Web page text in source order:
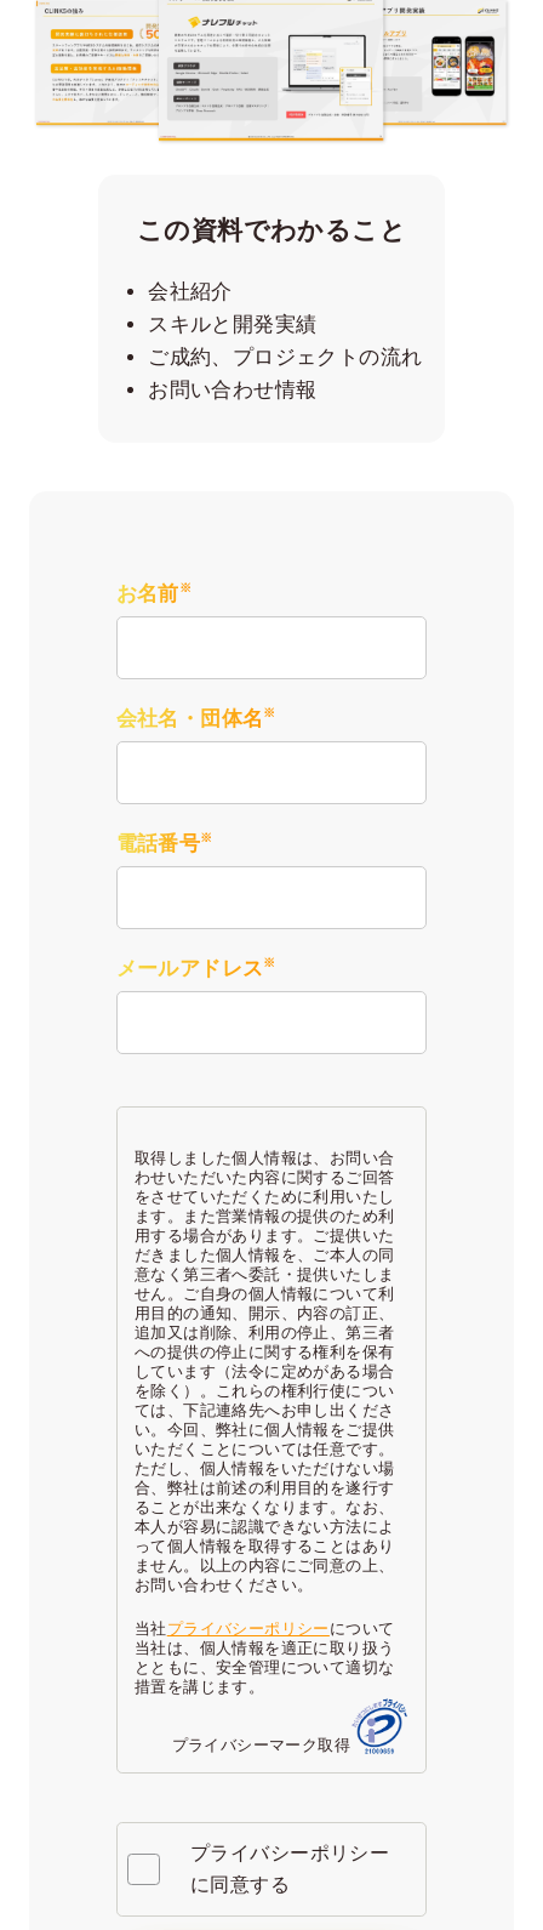
この資料でわかること
会社紹介
スキルと開発実績
ご成約、プロジェクトの流れ
お問い合わせ情報
お名前※
会社名・団体名 ※
電話番号※
メールアドレス※
取得しました個人情報は、お問い合
わせいただいた内容に関するご回答
をさせていただくために利用いたし
ます。また営業情報の提供のため利
用する場合があります。ご提供いた
だきました個人情報を、ご本人の同
意なく第三者へ委託・提供いたしま
せん。ご自身の個人情報について利
用目的の通知、開示、内容の訂正、
追加又は削除、利用の停止、第三者
への提供の停止に関する権利を保有
しています（法令に定めがある場合
を除く）。これらの権利行使につい
ては、下記連絡先へお申し出くださ
い。今回、弊社に個人情報をご提供
いただくことについては任意です。
ただし、個人情報をいただけない場
合、弊社は前述の利用目的を遂行す
ることが出来なくなります。なお、
本人が容易に認識できない方法によ
って個人情報を取得することはあり
ません。以上の内容にご同意の上、
お問い合わせください。
当社 プライバシーポリシー について
当社は、個人情報を適正に取り扱う
とともに、安全管理について適切な
措置を講じます。
プライバシーマーク取得
プライバシーポリシー
に同意する